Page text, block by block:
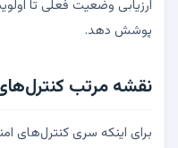
پوشش دهد.
نقشه مرتب
برای اینکه سری کنترل‌های